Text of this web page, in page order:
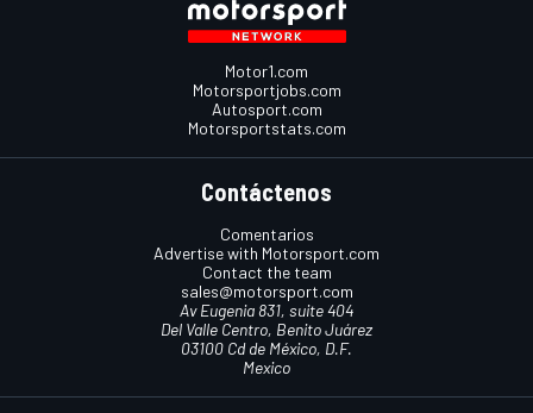
Motor1.com
Motorsportjobs.com
Autosport.com
Motorsportstats.com
Contáctenos
Comentarios
Advertise with Motorsport.com
Contact the team
sales@motorsport.com
Av Eugenia 831, suite 404
Del Valle Centro, Benito Juárez
03100 Cd de México, D.F.
Mexico